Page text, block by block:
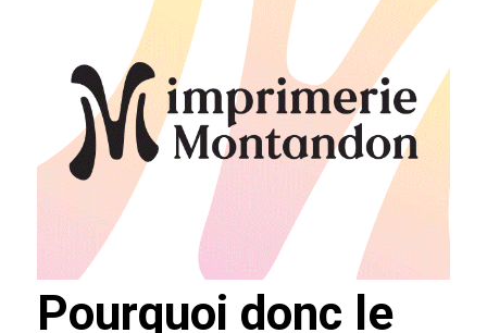
Pourquoi donc le